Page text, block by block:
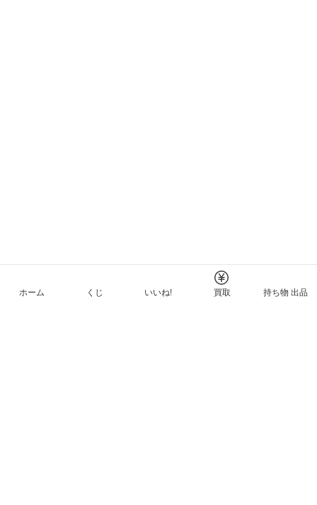
ホーム くじ いいね! 買取 持ち物 出品